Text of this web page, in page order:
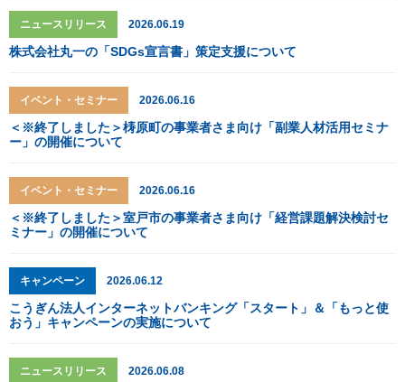
ニュースリリース 2026.06.19
株式会社丸一の「SDGs宣言書」策定支援について
イベント・セミナー 2026.06.16
＜※終了しました＞梼原町の事業者さま向け「副業人材活用セミナ
ー」の開催について
イベント・セミナー 2026.06.16
＜※終了しました＞室戸市の事業者さま向け「経営課題解決検討セ
ミナー」の開催について
キャンペーン 2026.06.12
こうぎん法人インターネットバンキング「スタート」＆「もっと使
おう」キャンペーンの実施について
ニュースリリース 2026.06.08